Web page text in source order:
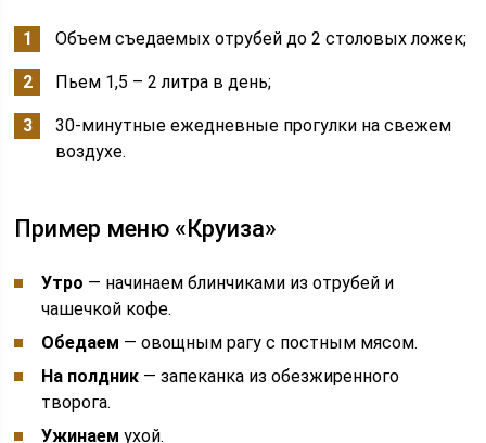
Объем съедаемых отрубей до 2 столовых ложек;
Пьем 1,5 – 2 литра в день;
30-минутные ежедневные прогулки на свежем
воздухе.
Пример меню «Круиза»
Утро — начинаем блинчиками из отрубей и
чашечкой кофе.
Обедаем — овощным рагу с постным мясом.
На полдник — запеканка из обезжиренного
творога.
Ужинаем ухой.